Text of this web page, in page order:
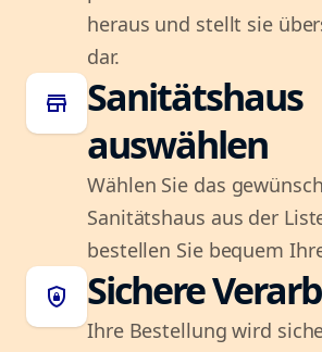
heraus und stellt sie
dar.
store
Sanitätshaus
auswählen
Wählen Sie das
Sanitätshaus aus der
bestellen Sie bequem
shield_lock Sichere
Ihre Bestellung wird